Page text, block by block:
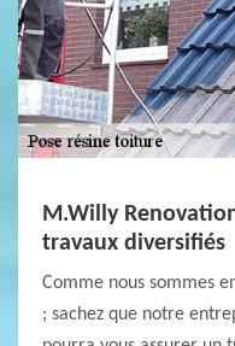
M.Willy
travaux diversifiés
Comme nous sommes
; sachez que notre